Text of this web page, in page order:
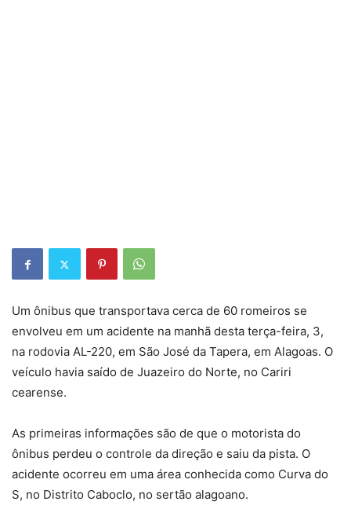
Um ônibus que transportava cerca de 60 romeiros se
envolveu em um acidente na manhã desta terça-feira, 3,
na rodovia AL-220, em São José da Tapera, em Alagoas. O
veículo havia saído de Juazeiro do Norte, no Cariri
cearense.
As primeiras informações são de que o motorista do
ônibus perdeu o controle da direção e saiu da pista. O
acidente ocorreu em uma área conhecida como Curva do
S, no Distrito Caboclo, no sertão alagoano.